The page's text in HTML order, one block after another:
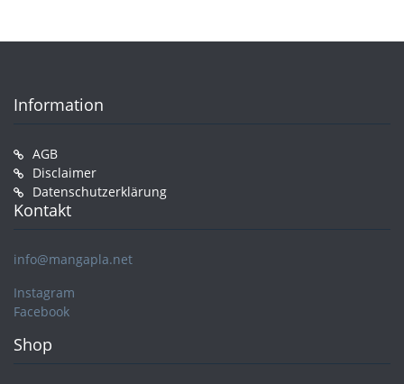
Information
AGB
Disclaimer
Datenschutzerklärung
Kontakt
info@mangapla.net
Instagram
Facebook
Shop